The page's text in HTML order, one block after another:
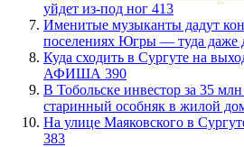
уйдет из-под ног 413
Именитые музыканты дадут
поселениях Югры — туда даже
​Куда сходить в Сургуте на
АФИША 390
В Тобольске инвестор за 35
старинный особняк в жилой
​На улице Маяковского в
383